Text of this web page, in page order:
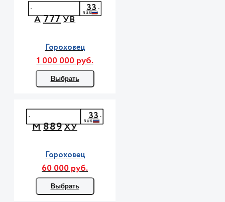
А777УВ
33
Гороховец
1 000 000 руб.
Выбрать
М889ХУ
33
Гороховец
60 000 руб.
Выбрать